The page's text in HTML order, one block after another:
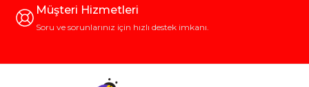
Müşteri Hizmetleri
Soru ve sorunlarınız için hızlı destek imkanı.